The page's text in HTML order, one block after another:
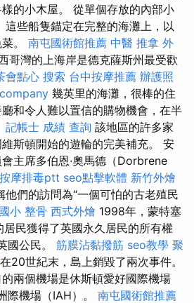
的小木屋。 從單個存放的內部小
這些船隻錨定在完整的海灘上，以
。 南屯國術館推薦 中醫 推拿 外
哥灣的上海岸是德克薩斯州最受歡
會點心 搜索 台中按摩推薦 辦護照
幾英里的海灘，很棒的住
和令人難以置信的購物機會，在半
記帳士 成績 查詢 該地區的許多家
斯頓開始的遊輪的完美補充。 安
主席多伯恩·奧馬德（Dorbrene
摩排毒ptt seo點擊軟體 新竹外燴
他們的訪問為“一個可怕的古老殖民
小 整骨 西式外燴 1998年，蒙特塞
民獲得了英國永久居民的所有權
國公民。 筋膜沾黏撥筋 seo教學 聚
在20世紀末，島上銷毀了兩次事件。
兩個機場是休斯頓愛好國際機場
際機場（IAH）。 南屯國術館推薦